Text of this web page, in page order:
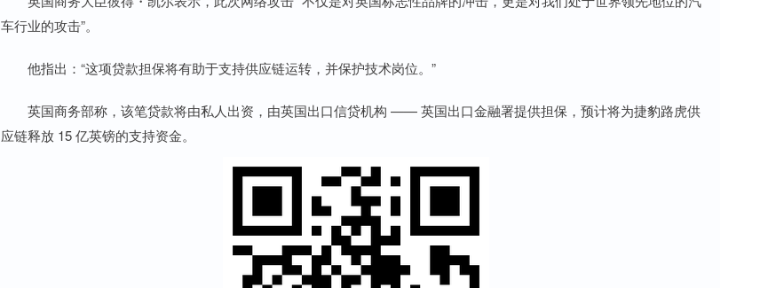
车行业的攻击”。
他指出：“这项贷款担保将有助于支持供应链运转，并保护技术岗位。”
英国商务部称，该笔贷款将由私人出资，由英国出口信贷机构 —— 英国出口金融署提供担保，预计将为捷豹路虎供
应链释放 15 亿英镑的支持资金。